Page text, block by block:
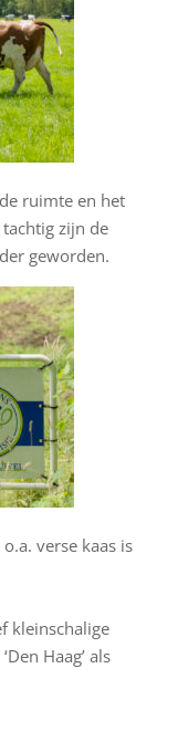
ruimte en het
tachtig zijn de
geworden.
verse kaas is
kleinschalige
Haag’ als